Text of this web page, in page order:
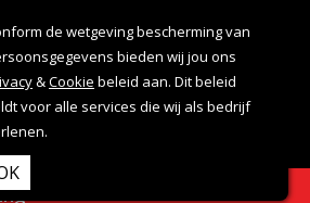
de wetgeving bescherming van
bieden wij jou ons
&Cookie beleid aan. Dit beleid
voor alle services die wij als bedrijf